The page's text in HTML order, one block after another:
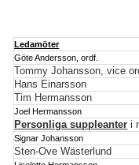
Ledamöter
Göte Andersson, ordf.
Tommy Johansson, vice
Hans Einarsson
Tim Hermansson
Joel Hermansson
Personliga suppleanter i
Signar Johansson
Sten-Ove Wästerlund